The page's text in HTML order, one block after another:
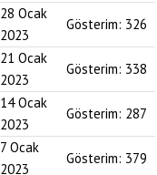
28 Ocak
2023
Gösterim: 326
21 Ocak
2023
Gösterim: 338
14 Ocak
2023
Gösterim: 287
7 Ocak
2023
Gösterim: 379